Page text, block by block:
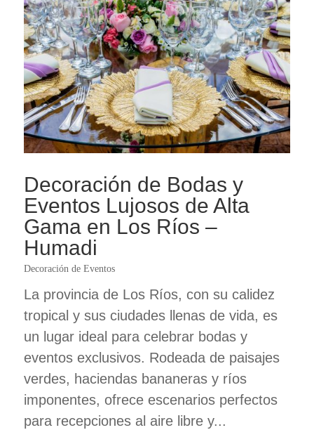
Decoración de Bodas y
Eventos Lujosos de Alta
Gama en Los Ríos –
Humadi
Decoración de Eventos
La provincia de Los Ríos, con su calidez
tropical y sus ciudades llenas de vida, es
un lugar ideal para celebrar bodas y
eventos exclusivos. Rodeada de paisajes
verdes, haciendas bananeras y ríos
imponentes, ofrece escenarios perfectos
para recepciones al aire libre y...